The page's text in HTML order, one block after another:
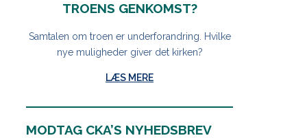
TROENS GENKOMST?
Samtalen om troen er underforandring. Hvilke
nye muligheder giver det kirken?
LÆS MERE
MODTAG CKA’S NYHEDSBREV